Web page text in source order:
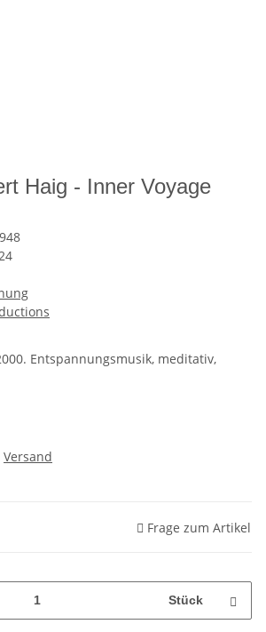
Haig - Inner Voyage
Entspannungsmusik, meditativ,
Versand
Frage zum Artikel
Stück